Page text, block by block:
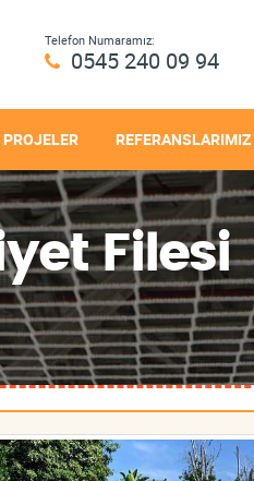
Telefon Numaramız:
0545 240 09 94
PROJELER REFERANSLARIMIZ
Filesi